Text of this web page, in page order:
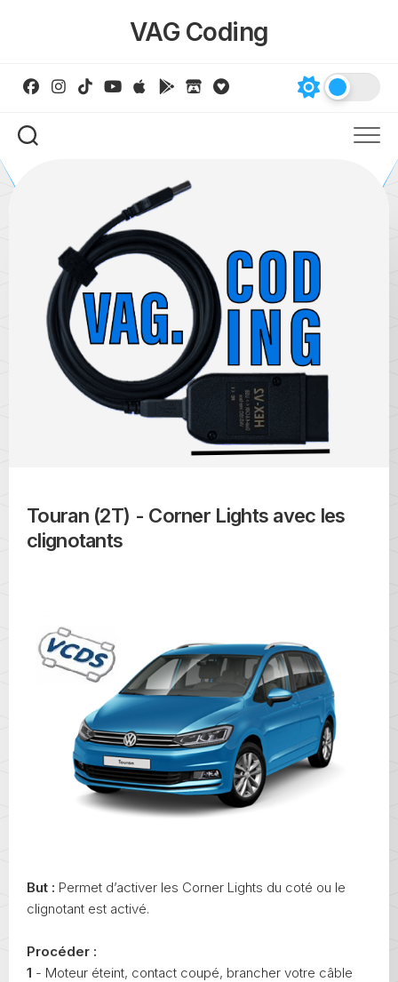
VAG Coding
Touran (2T) - Corner Lights avec les
clignotants
But : Permet d’activer les Corner Lights du coté ou le
clignotant est activé.
Procéder :
1 - Moteur éteint, contact coupé, brancher votre câble